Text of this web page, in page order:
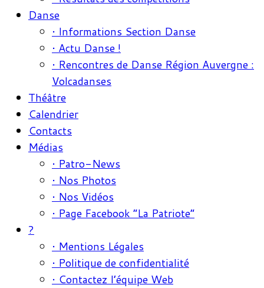
Danse
• Informations Section Danse
• Actu Danse !
• Rencontres de Danse Région Auvergne :
Volcadanses
Théâtre
Calendrier
Contacts
Médias
• Patro-News
• Nos Photos
• Nos Vidéos
• Page Facebook “La Patriote”
?
• Mentions Légales
• Politique de confidentialité
• Contactez l’équipe Web